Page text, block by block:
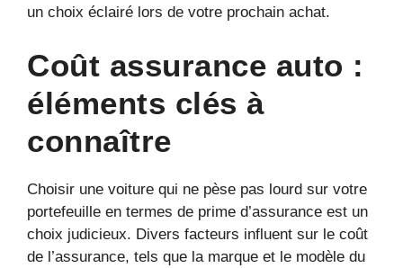
un choix éclairé lors de votre prochain achat.
Coût assurance auto :
éléments clés à
connaître
Choisir une voiture qui ne pèse pas lourd sur votre
portefeuille en termes de prime d’assurance est un
choix judicieux. Divers facteurs influent sur le coût
de l’assurance, tels que la marque et le modèle du